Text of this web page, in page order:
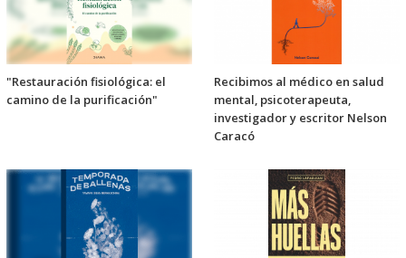
"Restauración fisiológica: el
camino de la purificación"
Recibimos al médico en salud
mental, psicoterapeuta,
investigador y escritor Nelson
Caracó